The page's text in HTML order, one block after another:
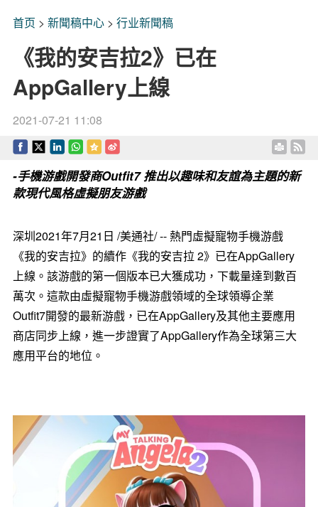
首页 > 新聞稿中心> 行业新聞稿
《我的安吉拉2》已在
AppGallery上線
2021-07-21 11:08
-手機游戲開發商Outfit7 推出以趣味和友誼為主題的新
款現代風格虛擬朋友游戲
深圳2021年7月21日 /美通社/ -- 熱門虛擬寵物手機游戲
《我的安吉拉》的續作《我的安吉拉 2》已在AppGallery
上線。該游戲的第一個版本已大獲成功，下載量達到數百
萬次。這款由虛擬寵物手機游戲領域的全球領導企業
Outfit7開發的最新游戲，已在AppGallery及其他主要應用
商店同步上線，進一步證實了AppGallery作為全球第三大
應用平台的地位。